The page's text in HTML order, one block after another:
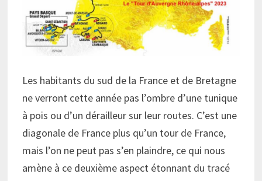
Les habitants du sud de la France et de Bretagne
ne verront cette année pas l’ombre d’une tunique
à pois ou d’un dérailleur sur leur routes. C’est une
diagonale de France plus qu’un tour de France,
mais l’on ne peut pas s’en plaindre, ce qui nous
amène à ce deuxième aspect étonnant du tracé